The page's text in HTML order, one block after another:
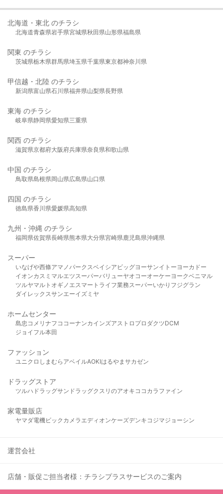
北海道・東北 のチラシ
北海道青森県岩手県宮城県秋田県山形県福島県
関東 のチラシ
茨城県栃木県群馬県埼玉県千葉県東京都神奈川県
甲信越・北陸 のチラシ
新潟県富山県石川県福井県山梨県長野県
東海 のチラシ
岐阜県静岡県愛知県三重県
関西 のチラシ
滋賀県京都府大阪府兵庫県奈良県和歌山県
中国 のチラシ
鳥取県島根県岡山県広島県山口県
四国 のチラシ
徳島県香川県愛媛県高知県
九州・沖縄 のチラシ
福岡県佐賀県長崎県熊本県大分県宮崎県鹿児島県沖縄県
スーパー
いなげや西條アマノパークスベイシア ビッグヨーサンイトーヨーカドー
イオンカスミ マルエツスーパーバリューヤオコーオーケー ヨークベニマル
ツルヤマルト オギノ エスマート ライフ業務スーパーいかり フジグラン
ダイレックスサンエーイズミヤ
ホームセンター
島忠 コメリ ナフコ コーナンカインズアストロプロダクツDCM
ジョイフル本田
ファッション
ユニクロ しまむら アベイルAOKIはるやま サカゼン
ドラッグストア
ツルハドラッグサンドラッグクスリのアオキ ココカラファイン
家電量販店
ヤマダ電機ビックカメラ エディオンケーズデンキ コジマジョーシン
運営会社
店舗・販促ご担当者様：チラシプラスサービスのご案内